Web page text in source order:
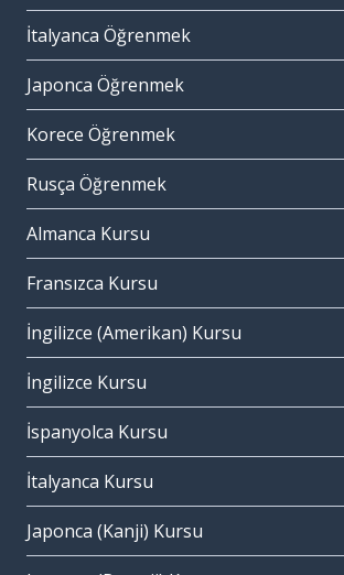
İtalyanca Öğrenmek
Japonca Öğrenmek
Korece Öğrenmek
Rusça Öğrenmek
Almanca Kursu
Fransızca Kursu
İngilizce (Amerikan) Kursu
İngilizce Kursu
İspanyolca Kursu
İtalyanca Kursu
Japonca (Kanji) Kursu